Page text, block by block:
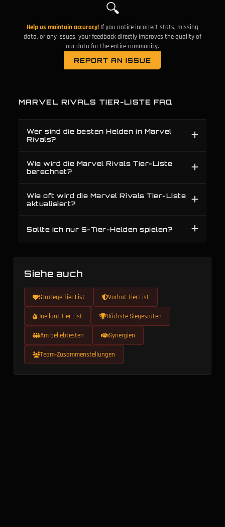
🔍
Help us maintain accuracy! If you notice incorrect stats, missing
data, or any issues, your feedback directly improves the quality of
our data for the entire community.
REPORT AN ISSUE
MARVEL RIVALS TIER-LISTE FAQ
Wer sind die besten Helden in Marvel
Rivals?
Wie wird die Marvel Rivals Tier-Liste
berechnet?
Wie oft wird die Marvel Rivals Tier-Liste
aktualisiert?
Sollte ich nur S-Tier-Helden spielen?
Siehe auch
Stratege Tier List Vorhut Tier List
Duellant Tier List Höchste Siegesraten
Am beliebtesten Synergien
Team-Zusammenstellungen